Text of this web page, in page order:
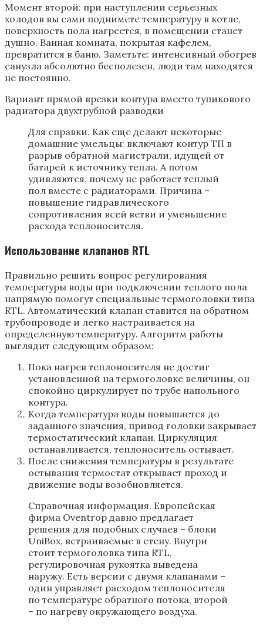
Момент второй: при наступлении серьезных
холодов вы сами поднимете температуру в котле,
поверхность пола нагреется, в помещении станет
душно. Ванная комната, покрытая кафелем,
превратится в баню. Заметьте: интенсивный обогрев
санузла абсолютно бесполезен, люди там находятся
не постоянно.
Вариант прямой врезки контура вместо тупикового
радиатора двухтрубной разводки
Для справки. Как еще делают некоторые
домашние умельцы: включают контур ТП в
разрыв обратной магистрали, идущей от
батарей к источнику тепла. А потом
удивляются, почему не работает теплый
пол вместе с радиаторами. Причина –
повышение гидравлического
сопротивления всей ветви и уменьшение
расхода теплоносителя.
Использование клапанов RTL
Правильно решить вопрос регулирования
температуры воды при подключении теплого пола
напрямую помогут специальные термоголовки типа
RTL. Автоматический клапан ставится на обратном
трубопроводе и легко настраивается на
определенную температуру. Алгоритм работы
выглядит следующим образом:
Пока нагрев теплоносителя не достиг
установленной на термоголовке величины, он
спокойно циркулирует по трубе напольного
контура.
Когда температура воды повышается до
заданного значения, привод головки закрывает
термостатический клапан. Циркуляция
останавливается, теплоноситель остывает.
После снижения температуры в результате
остывания термостат открывает проход и
движение воды возобновляется.
Справочная информация. Европейская
фирма Oventrop давно предлагает
решения для подобных случаев – блоки
UniBox, встраиваемые в стену. Внутри
стоит термоголовка типа RTL,
регулировочная рукоятка выведена
наружу. Есть версии с двумя клапанами –
один управляет расходом теплоносителя
по температуре обратного потока, второй
– по нагреву окружающего воздуха.